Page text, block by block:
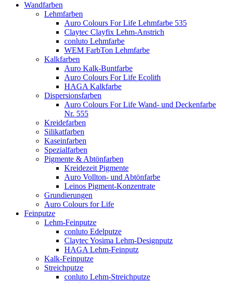
Wandfarben
Lehmfarben
Auro Colours For Life Lehmfarbe 535
Claytec Clayfix Lehm-Anstrich
conluto Lehmfarbe
WEM FarbTon Lehmfarbe
Kalkfarben
Auro Kalk-Buntfarbe
Auro Colours For Life Ecolith
HAGA Kalkfarbe
Dispersionsfarben
Auro Colours For Life Wand- und Deckenfarbe
Nr. 555
Kreidefarben
Silikatfarben
Kaseinfarben
Spezialfarben
Pigmente & Abtönfarben
Kreidezeit Pigmente
Auro Vollton- und Abtönfarbe
Leinos Pigment-Konzentrate
Grundierungen
Auro Colours for Life
Feinputze
Lehm-Feinputze
conluto Edelputze
Claytec Yosima Lehm-Designputz
HAGA Lehm-Feinputz
Kalk-Feinputze
Streichputze
conluto Lehm-Streichputze